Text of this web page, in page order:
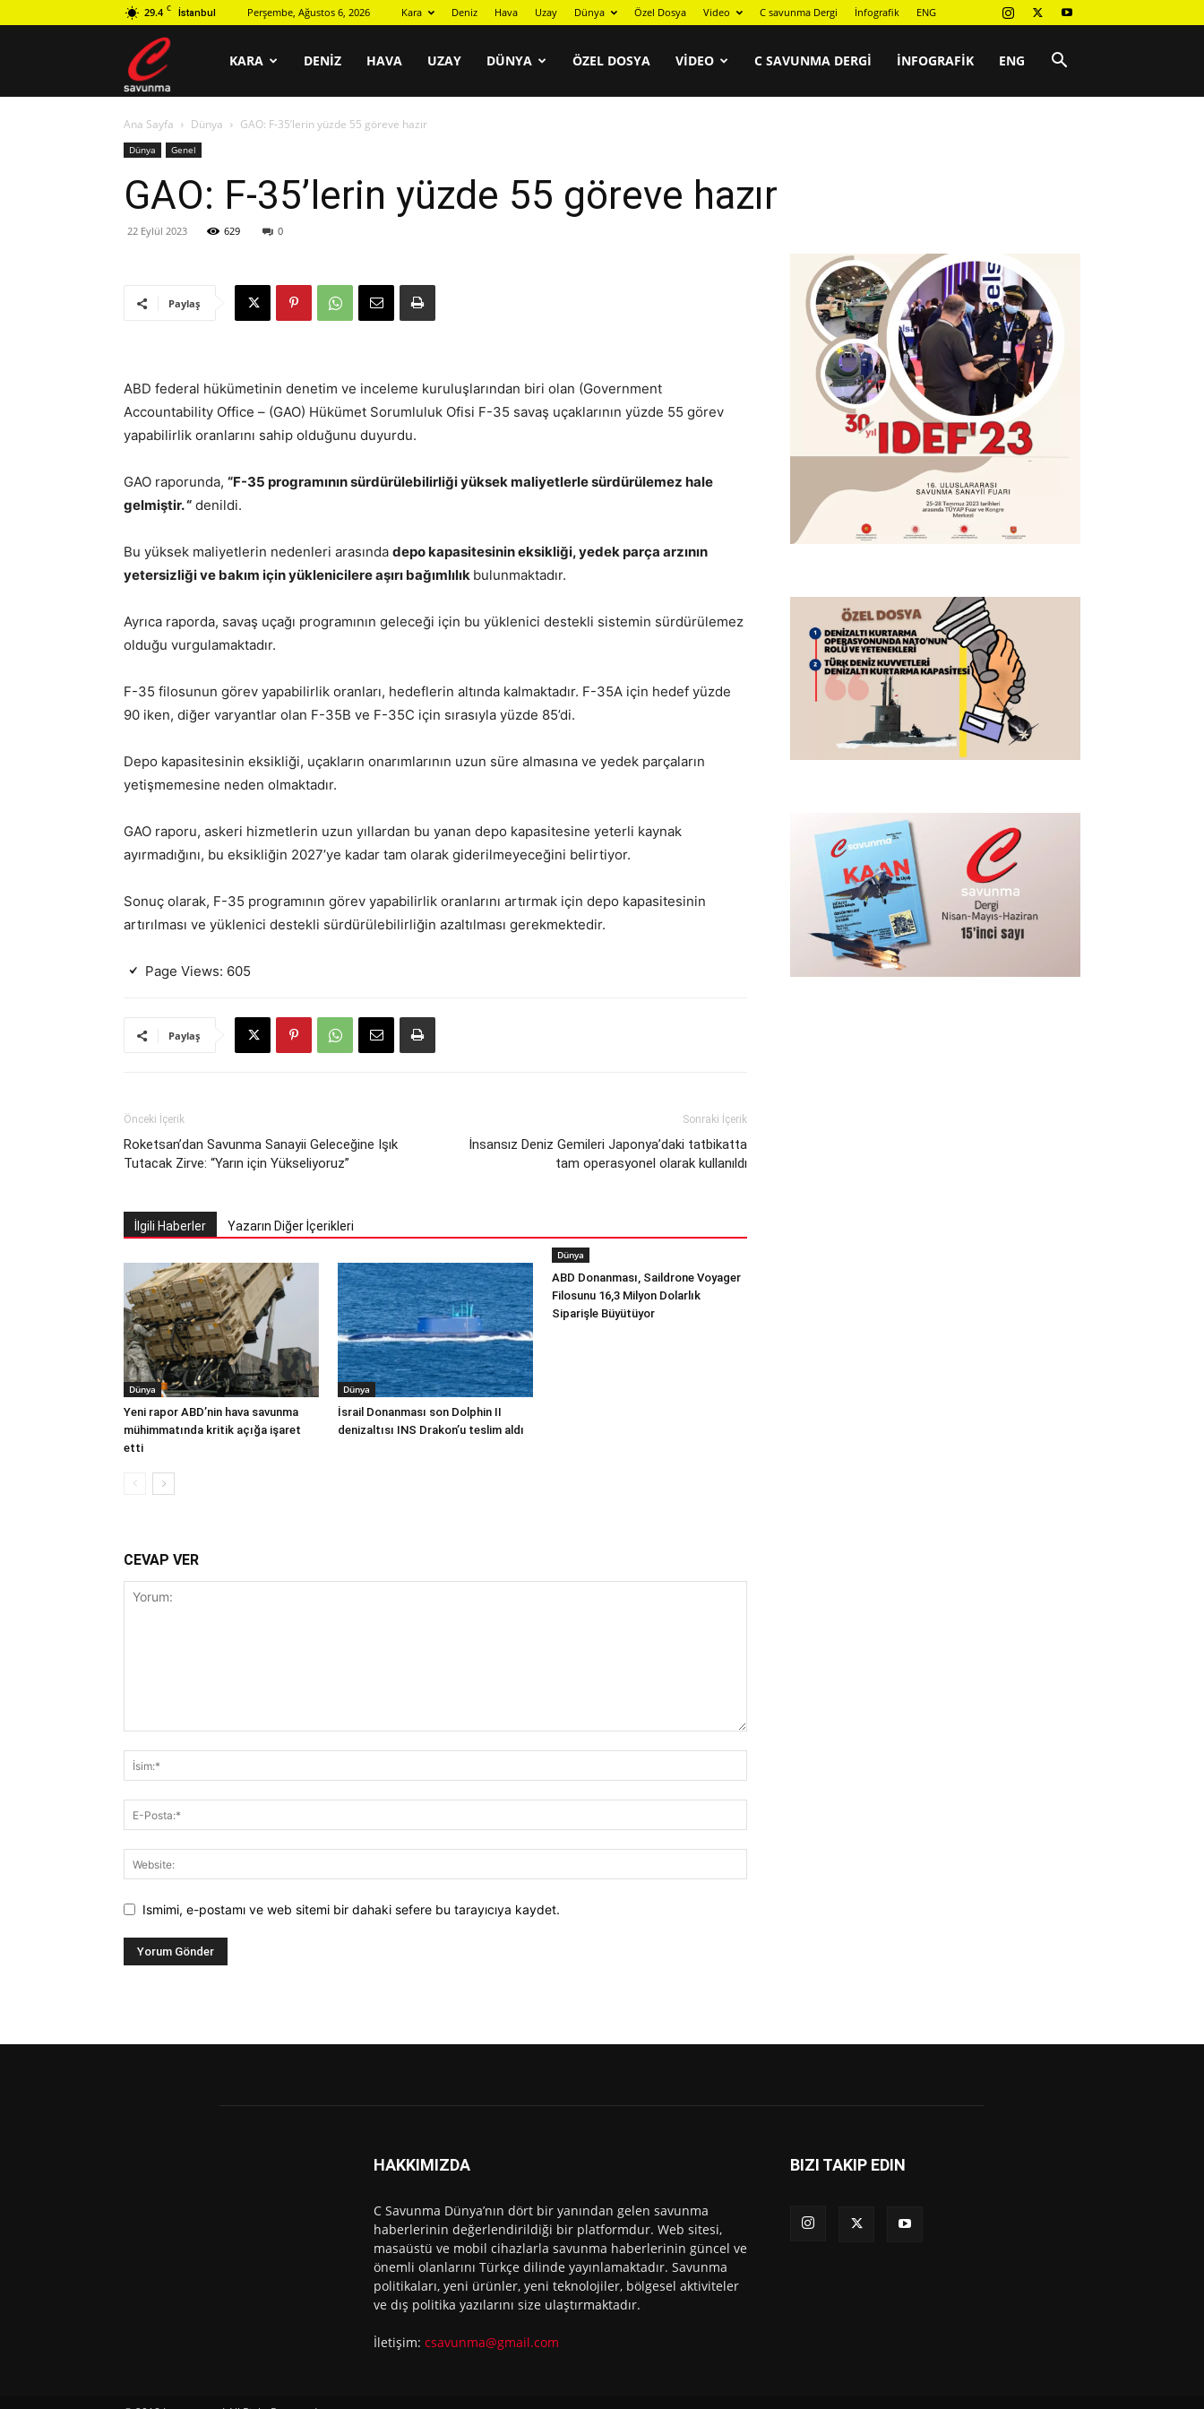
29.4 C İstanbul Perşembe, Ağustos 6, 2026 Kara Deniz Hava Uzay Dünya Özel Dosya Video C savunma Dergi İnfografik ENG
savunma
KARA DENIZ HAVA UZAY DÜNYA ÖZEL DOSYA VIDEO C SAVUNMA DERGI İNFOGRAFIK ENG
Ana Sayfa Dünya GAO: F-35’lerin yüzde 55 göreve hazır
Dünya Genel
GAO: F-35’lerin yüzde 55 göreve hazır
22 Eylül 2023 629 0
Paylaş
ABD federal hükümetinin denetim ve inceleme kuruluşlarından biri olan (Government
Accountability Office – (GAO) Hükümet Sorumluluk Ofisi F-35 savaş uçaklarının yüzde 55 görev
yapabilirlik oranlarını sahip olduğunu duyurdu.
GAO raporunda, “F-35 programının sürdürülebilirliği yüksek maliyetlerle sürdürülemez hale
gelmiştir. “ denildi.
Bu yüksek maliyetlerin nedenleri arasında depo kapasitesinin eksikliği, yedek parça arzının
yetersizliği ve bakım için yüklenicilere aşırı bağımlılık bulunmaktadır.
Ayrıca raporda, savaş uçağı programının geleceği için bu yüklenici destekli sistemin sürdürülemez
olduğu vurgulamaktadır.
F-35 filosunun görev yapabilirlik oranları, hedeflerin altında kalmaktadır. F-35A için hedef yüzde
90 iken, diğer varyantlar olan F-35B ve F-35C için sırasıyla yüzde 85’di.
Depo kapasitesinin eksikliği, uçakların onarımlarının uzun süre almasına ve yedek parçaların
yetişmemesine neden olmaktadır.
GAO raporu, askeri hizmetlerin uzun yıllardan bu yanan depo kapasitesine yeterli kaynak
ayırmadığını, bu eksikliğin 2027’ye kadar tam olarak giderilmeyeceğini belirtiyor.
Sonuç olarak, F-35 programının görev yapabilirlik oranlarını artırmak için depo kapasitesinin
artırılması ve yüklenici destekli sürdürülebilirliğin azaltılması gerekmektedir.
Page Views: 605
Paylaş
Önceki İçerik
Roketsan’dan Savunma Sanayii Geleceğine Işık
Tutacak Zirve: “Yarın için Yükseliyoruz”
Sonraki İçerik
İnsansız Deniz Gemileri Japonya’daki tatbikatta
tam operasyonel olarak kullanıldı
İlgili Haberler Yazarın Diğer İçerikleri
Dünya
Yeni rapor ABD’nin hava savunma
mühimmatında kritik açığa işaret
etti
Dünya
İsrail Donanması son Dolphin II
denizaltısı INS Drakon’u teslim aldı
Dünya
ABD Donanması, Saildrone Voyager
Filosunu 16,3 Milyon Dolarlık
Siparişle Büyütüyor
CEVAP VER
Ismimi, e-postamı ve web sitemi bir dahaki sefere bu tarayıcıya kaydet.
HAKKIMIZDA
C Savunma Dünya’nın dört bir yanından gelen savunma
haberlerinin değerlendirildiği bir platformdur. Web sitesi,
masaüstü ve mobil cihazlarla savunma haberlerinin güncel ve
önemli olanlarını Türkçe dilinde yayınlamaktadır. Savunma
politikaları, yeni ürünler, yeni teknolojiler, bölgesel aktiviteler
ve dış politika yazılarını size ulaştırmaktadır.
İletişim: csavunma@gmail.com
BIZI TAKIP EDIN